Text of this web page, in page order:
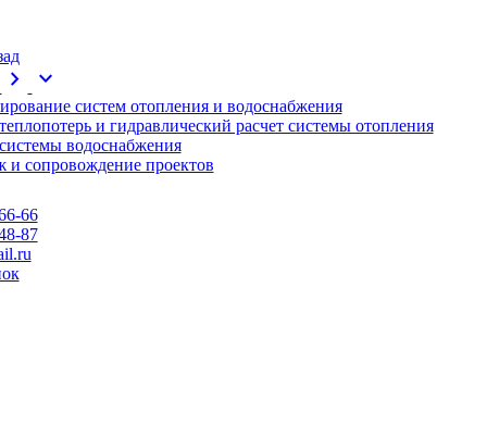
chevron_right expand_more
систем отопления и водоснабжения
и гидравлический расчет системы отопления
водоснабжения
и сопровождение проектов
66
87